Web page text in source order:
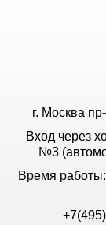
г. Москва
Вход через
№3
Время